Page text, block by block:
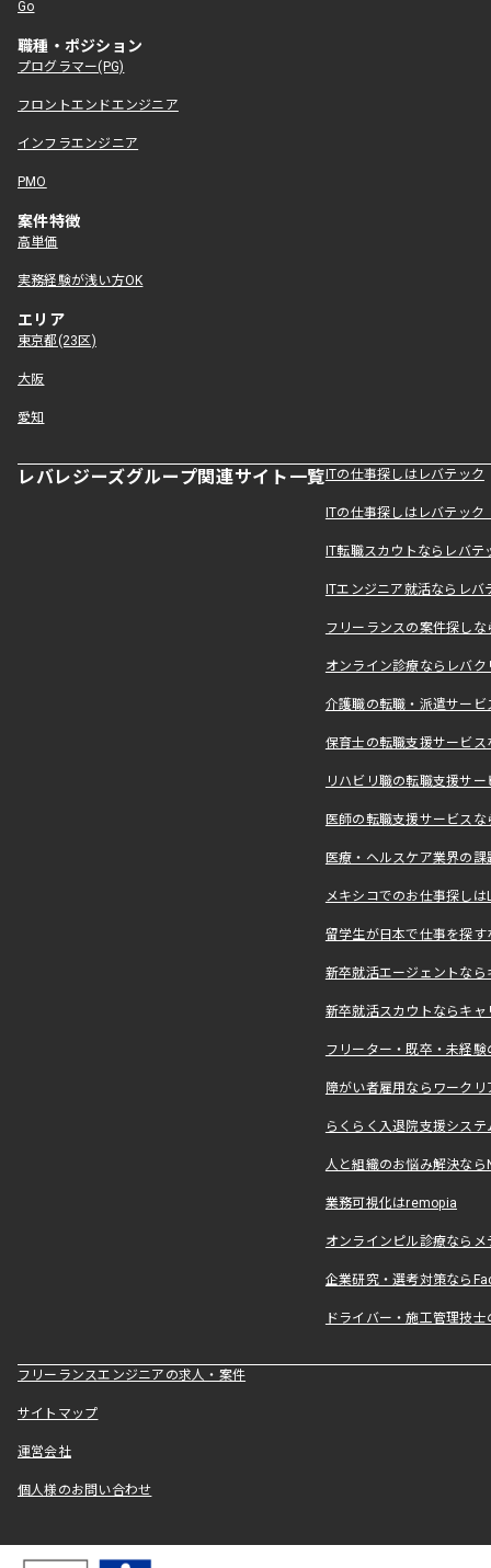
Go
職種・ポジション
プログラマー(PG)
フロントエンドエンジニア
インフラエンジニア
PMO
案件特徴
高単価
実務経験が浅い方OK
エリア
東京都(23区)
大阪
愛知
レバレジーズグループ関連サイト一覧 ITの仕事探しはレバテック
ITの仕事探しはレバテッ
IT転職スカウトならレバテ
ITエンジニア就活ならレバ
フリーランスの案件探し
オンライン診療ならレバク
介護職の転職・派遣サー
保育士の転職支援サービ
リハビリ職の転職支援サ
医師の転職支援サービス
医療・ヘルスケア業界の
メキシコでのお仕事探し
留学生が日本で仕事を探す
新卒就活エージェントな
新卒就活スカウトならキ
フリーター・既卒・未経
障がい者雇用ならワークリ
らくらく入退院支援シス
人と組織のお悩み解決なら
業務可視化はremopia
オンラインピル診療ならメ
企業研究・選考対策なら
ドライバー・施工管理技
フリーランスエンジニアの求人・案件
サイトマップ
運営会社
個人様のお問い合わせ